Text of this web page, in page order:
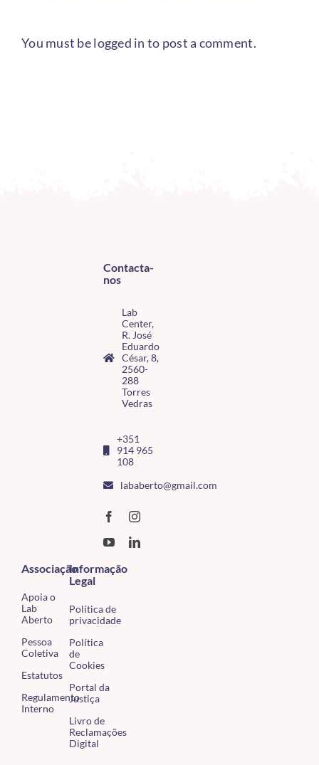
You must belogged in to post a comment.
Contacta-
nos
Lab
Center,
R. José
Eduardo
César, 8,
2560-
288
Torres
Vedras
+351
914 965
108
lababerto@gmail.com
Associação
Apoia o
Lab
Aberto
Pessoa
Coletiva
Estatutos
Regulamento
Interno
Informação
Legal
Política de
privacidade
Política
de
Cookies
Portal da
Justiça
Livro de
Reclamações
Digital